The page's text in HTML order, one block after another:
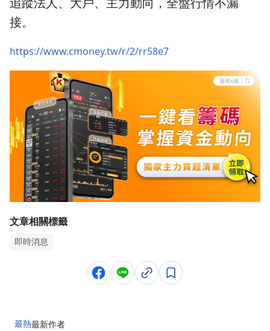
接。
https://www.cmoney.tw/r/2/rr58e7
文章相關標籤
即時消息
最熱最新作者